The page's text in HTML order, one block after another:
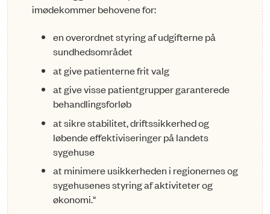
imødekommer behovene for:
en overordnet styring af udgifterne på
sundhedsområdet
at give patienterne frit valg
at give visse patientgrupper garanterede
behandlingsforløb
at sikre stabilitet, driftssikkerhed og
løbende effektiviseringer på landets
sygehuse
at minimere usikkerheden i regionernes og
sygehusenes styring af aktiviteter og
økonomi."